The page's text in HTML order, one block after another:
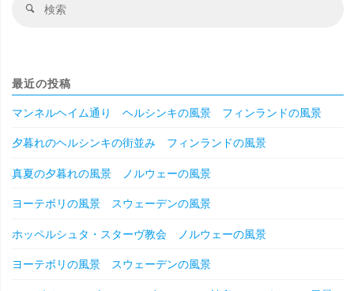
検
最近の投稿
マンネルヘイム通り ヘルシンキの風景 フィンランドの風景
夕暮れのヘルシンキの街並み フィンランドの風景
真夏の夕暮れの風景 ノルウェーの風景
ヨーテボリの風景 スウェーデンの風景
ホッペルシュタ・スターヴ教会 ノルウェーの風景
ヨーテボリの風景 スウェーデンの風景